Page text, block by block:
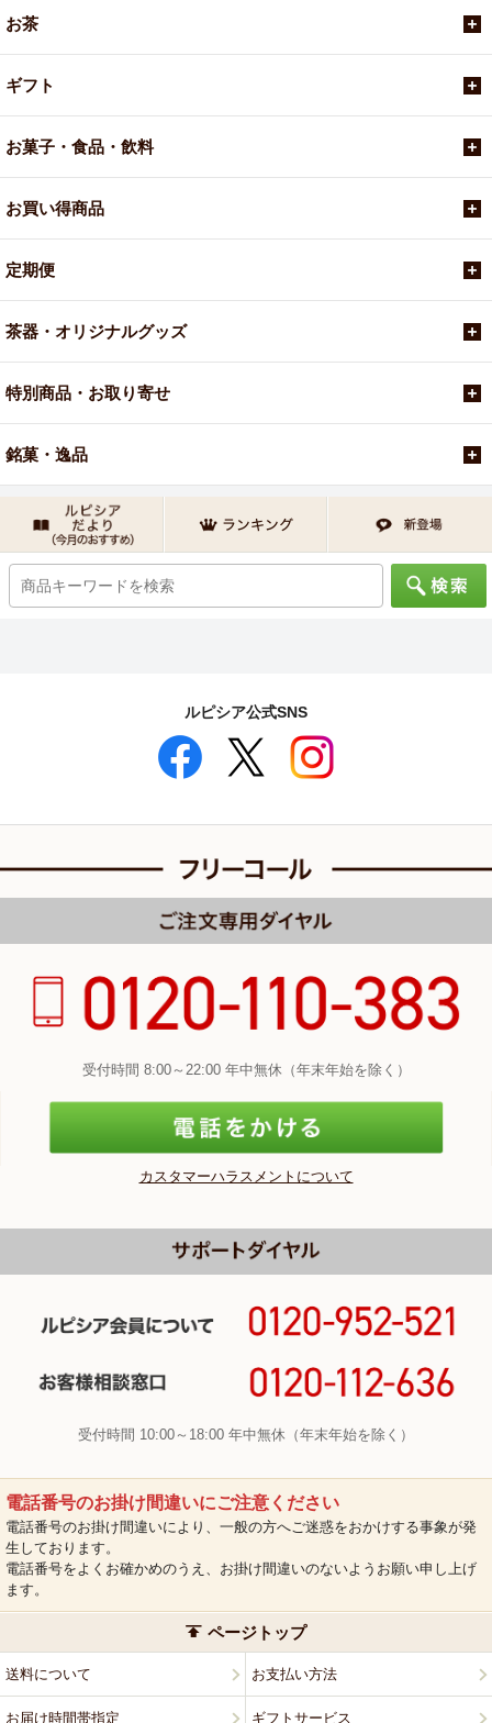
お茶
ギフト
お菓子・食品・飲料
お買い得商品
定期便
茶器・オリジナルグッズ
特別商品・お取り寄せ
銘菓・逸品
ルピシア公式SNS
受付時間 8:00～22:00 年中無休（年末年始を除く）
カスタマーハラスメントについて
受付時間 10:00～18:00 年中無休（年末年始を除く）
電話番号のお掛け間違いにご注意ください
電話番号のお掛け間違いにより、一般の方へご迷惑をおかけする事象が発
生しております。
電話番号をよくお確かめのうえ、お掛け間違いのないようお願い申し上げ
ます。
ページトップ
送料について お支払い方法
お届け時間帯指定 ギフトサービス